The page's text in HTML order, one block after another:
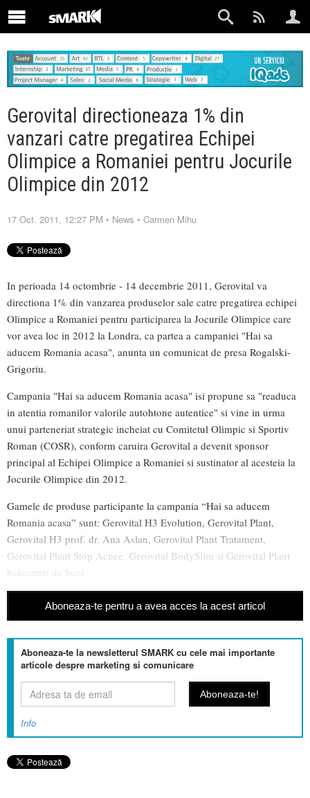
Gerovital directioneaza 1% din
vanzari catre pregatirea Echipei
Olimpice a Romaniei pentru Jocurile
Olimpice din 2012
17 Oct. 2011, 12:27 PM • News • Carmen Mihu
In perioada 14 octombrie - 14 decembrie 2011, Gerovital va
directiona 1% din vanzarea produselor sale catre pregatirea echipei
Olimpice a Romaniei pentru participarea la Jocurile Olimpice care
vor avea loc in 2012 la Londra, ca partea a campaniei "Hai sa
aducem Romania acasa", anunta un comunicat de presa Rogalski-
Grigoriu.
Campania "Hai sa aducem Romania acasa" isi propune sa "readuca
in atentia romanilor valorile autohtone autentice" si vine in urma
unui parteneriat strategic incheiat cu Comitetul Olimpic si Sportiv
Roman (COSR), conform caruira Gerovital a devenit sponsor
principal al Echipei Olimpice a Romaniei si sustinator al acesteia la
Jocurile Olimpice din 2012.
Gamele de produse participante la campania “Hai sa aducem
Romania acasa” sunt: Gerovital H3 Evolution, Gerovital Plant,
Gerovital H3 prof. dr. Ana Aslan, Gerovital Plant Tratament,
Gerovital Plant Stop Acnee, Gerovital BodySlim si Gerovital Plant
balsamuri de buze.
Aboneaza-te pentru a avea acces la acest articol
Aboneaza-te la newsletterul SMARK cu cele mai importante
articole despre marketing si comunicare
Info